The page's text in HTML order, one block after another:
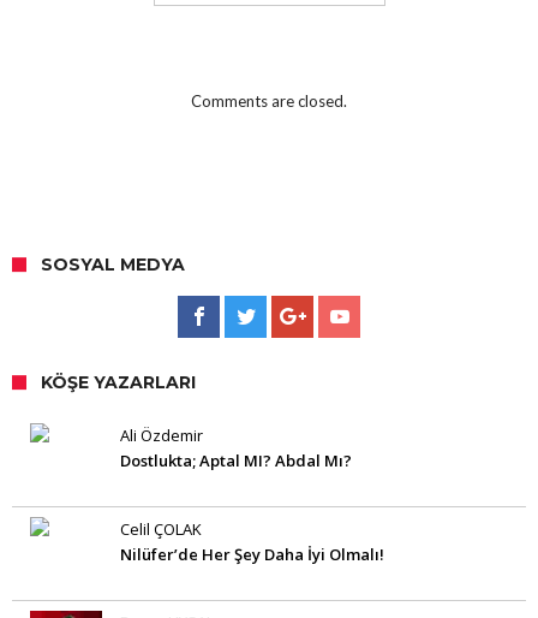
Comments are closed.
SOSYAL MEDYA
KÖŞE YAZARLARI
Ali Özdemir
Dostlukta; Aptal MI? Abdal Mı?
Celil ÇOLAK
Nilüfer’de Her Şey Daha İyi Olmalı!